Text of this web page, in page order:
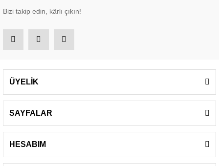
Bizi takip edin, kârlı çıkın!
ÜYELİK
SAYFALAR
HESABIM